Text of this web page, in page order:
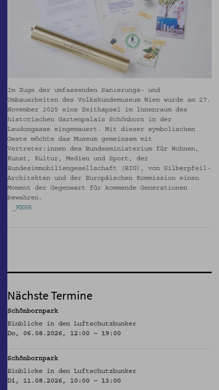
Im Zuge der umfassenden Sanierungs- und
Umbauarbeiten des Volkskundemuseum Wien wurde am 27.
November 2025 eine Zeitkapsel im Innenraum des
historischen Gartenpalais Schönborn in der
Laudongasse eingemauert. Mit dieser symbolischen
Geste möchte das Museum gemeinsam mit
Vertreter:innen des Bundesministerium für Wohnen,
Kunst, Kultur, Medien und Sport, der
Bundesimmobiliengesellschaft (BIG), von Silberpfeil-
Architekten und der Europäischen Kommission einen
Moment der Gegenwart für kommende Generationen
bewahren.
_MEHR
Nächste Termine
Schönbornpark
Einblicke in den Luftschutzbunker
Do, 06.08.2026, 12:00 – 19:00
Schönbornpark
Einblicke in den Luftschutzbunker
Di, 11.08.2026, 10:00 – 13:00